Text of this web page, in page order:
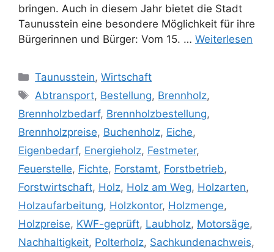
bringen. Auch in diesem Jahr bietet die Stadt
Taunusstein eine besondere Möglichkeit für ihre
Bürgerinnen und Bürger: Vom 15. … Weiterlesen
Kategorien
Taunusstein,Wirtschaft
Schlagwörter
Abtransport, Bestellung, Brennholz,
Brennholzbedarf, Brennholzbestellung,
Brennholzpreise, Buchenholz, Eiche,
Eigenbedarf, Energieholz, Festmeter,
Feuerstelle, Fichte, Forstamt, Forstbetrieb,
Forstwirtschaft, Holz, Holz am Weg, Holzarten,
Holzaufarbeitung, Holzkontor, Holzmenge,
Holzpreise, KWF-geprüft, Laubholz, Motorsäge,
Nachhaltigkeit, Polterholz, Sachkundenachweis,